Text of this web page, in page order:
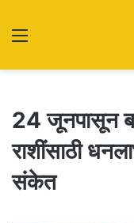
24 जूनपासून
राशींसाठी
संकेत